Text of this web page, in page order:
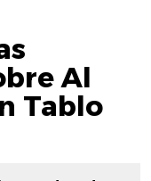
Al
Tablo